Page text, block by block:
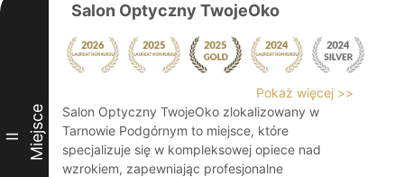
II Miejsce
Salon Optyczny TwojeOko
Pokaż więcej >>
Salon Optyczny TwojeOko zlokalizowany w
Tarnowie Podgórnym to miejsce, które
specjalizuje się w kompleksowej opiece nad
wzrokiem, zapewniając profesjonalne